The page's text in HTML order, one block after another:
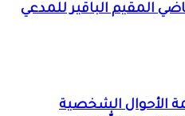
المقيم الباقير للمدعي
الأحوال الشخصية